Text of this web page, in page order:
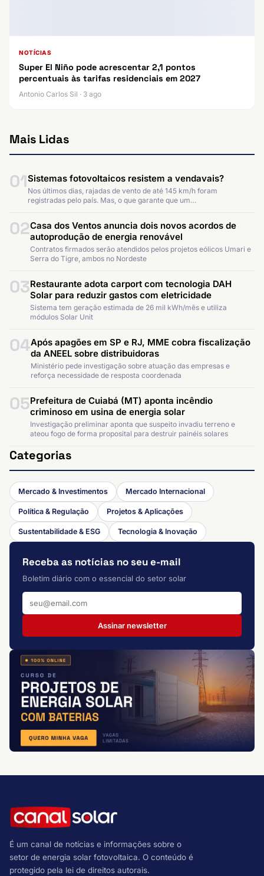
NOTÍCIAS
Super El Niño pode acrescentar 2,1 pontos
percentuais às tarifas residenciais em 2027
Antonio Carlos Sil · 3 ago
Mais Lidas
01Sistemas fotovoltaicos resistem a vendavais?
Nos últimos dias, rajadas de vento de até 145 km/h foram
registradas pelo país. Mas, o que garante que um…
02Casa dos Ventos anuncia dois novos acordos de
autoprodução de energia renovável
Contratos firmados serão atendidos pelos projetos eólicos Umari e
Serra do Tigre, ambos no Nordeste
03Restaurante adota carport com tecnologia DAH
Solar para reduzir gastos com eletricidade
Sistema tem geração estimada de 26 mil kWh/mês e utiliza
módulos Solar Unit
04Após apagões em SP e RJ, MME cobra fiscalização
da ANEEL sobre distribuidoras
Ministério pede investigação sobre atuação das empresas e
reforça necessidade de resposta coordenada
05Prefeitura de Cuiabá (MT) aponta incêndio
criminoso em usina de energia solar
Investigação preliminar aponta que suspeito invadiu terreno e
ateou fogo de forma proposital para destruir painéis solares
Categorias
Mercado & Investimentos Mercado Internacional
Política & Regulação Projetos & Aplicações
Sustentabilidade & ESG Tecnologia & Inovação
Receba as notícias no seu e-mail
Boletim diário com o essencial do setor solar
Assinar newsletter
É um canal de notícias e informações sobre o
setor de energia solar fotovoltaica. O conteúdo é
protegido pela lei de direitos autorais.